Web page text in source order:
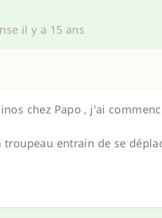
il y a 15 ans
chez Papo , j'ai
entrain de se